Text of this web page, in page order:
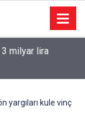
3 milyar lira
yargıları kule vinç